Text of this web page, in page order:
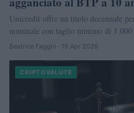
Unicredit offre un titolo decennale
nominale con taglio minimo di
Beatrice Faggin · 19 Apr 2026
CRIPTOVALUTE